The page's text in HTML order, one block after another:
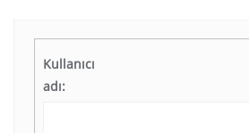
Kullanıcı
adı: